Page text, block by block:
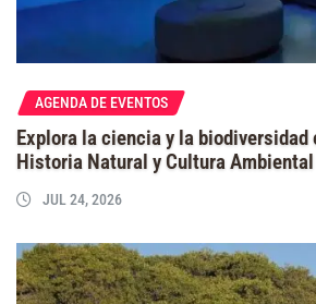
AGENDA DE EVENTOS
Explora la ciencia y la biodiversidad
Historia Natural y Cultura Ambiental
JUL 24, 2026